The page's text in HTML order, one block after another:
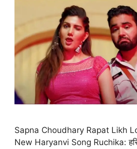
Sapna Choudhary Rapat Likh
New Haryanvi Song Ruchika: